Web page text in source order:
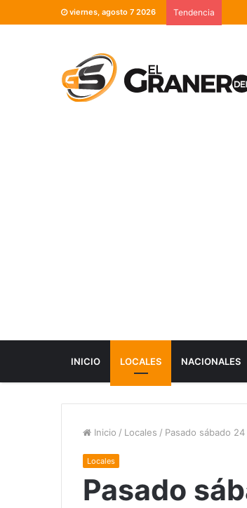
viernes, agosto 7 2026 Tendencia
INICIO LOCALES NACIONALES
Inicio / Locales / Pasado sábado
Locales
Pasado